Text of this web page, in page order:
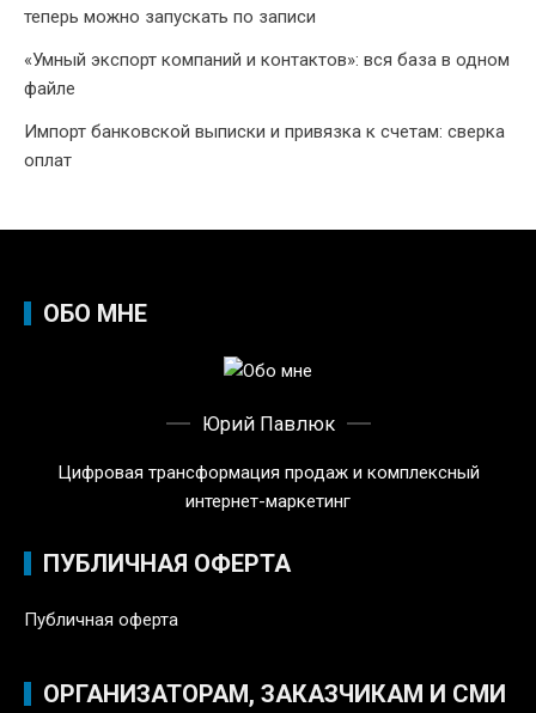
теперь можно запускать по записи
«Умный экспорт компаний и контактов»: вся база в одном
файле
Импорт банковской выписки и привязка к счетам: сверка
оплат
ОБО МНЕ
Юрий Павлюк
Цифровая трансформация продаж и комплексный
интернет-маркетинг
ПУБЛИЧНАЯ ОФЕРТА
Публичная оферта
ОРГАНИЗАТОРАМ, ЗАКАЗЧИКАМ И СМИ